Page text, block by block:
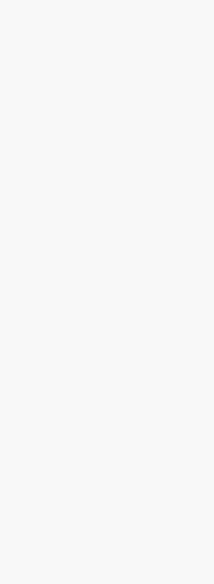
遭遇短时极端强降
累计雨量超80毫